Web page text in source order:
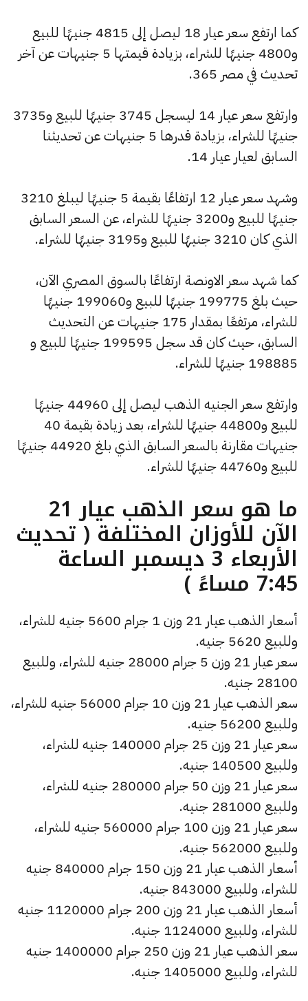
كما ارتفع سعر عيار 18 ليصل إلى 4815 جنيهًا للبيع
و4800 جنيهًا للشراء، بزيادة قيمتها 5 جنيهات عن آخر
تحديث في مصر 365.
وارتفع سعر عيار 14 ليسجل 3745 جنيهًا للبيع و3735
جنيهًا للشراء، بزيادة قدرها 5 جنيهات عن تحديثنا
السابق لعيار عيار 14.
وشهد سعر عيار 12 ارتفاعًا بقيمة 5 جنيهًا ليبلغ 3210
جنيهًا للبيع و3200 جنيهًا للشراء، عن السعر السابق
الذي كان 3210 جنيهًا للبيع و3195 جنيهًا للشراء.
كما شهد سعر الاونصة ارتفاعًا بالسوق المصري الآن،
حيث بلغ 199775 جنيهًا للبيع و199060 جنيهًا
للشراء، مرتفعًا بمقدار 175 جنيهات عن التحديث
السابق، حيث كان قد سجل 199595 جنيهًا للبيع و
198885 جنيهًا للشراء.
وارتفع سعر الجنيه الذهب ليصل إلى 44960 جنيهًا
للبيع و44800 جنيهًا للشراء، بعد زيادة بقيمة 40
جنيهات مقارنة بالسعر السابق الذي بلغ 44920 جنيهًا
للبيع و44760 جنيهًا للشراء.
ما هو سعر الذهب عيار 21
الآن للأوزان المختلفة ( تحديث
الأربعاء 3 ديسمبر الساعة
7:45 مساءً )
أسعار الذهب عيار 21 وزن 1 جرام 5600 جنيه للشراء،
وللبيع 5620 جنيه.
سعر عيار 21 وزن 5 جرام 28000 جنيه للشراء، وللبيع
28100 جنيه.
سعر الذهب عيار 21 وزن 10 جرام 56000 جنيه للشراء،
وللبيع 56200 جنيه.
سعر عيار 21 وزن 25 جرام 140000 جنيه للشراء،
وللبيع 140500 جنيه.
سعر عيار 21 وزن 50 جرام 280000 جنيه للشراء،
وللبيع 281000 جنيه.
سعر عيار 21 وزن 100 جرام 560000 جنيه للشراء،
وللبيع 562000 جنيه.
أسعار الذهب عيار 21 وزن 150 جرام 840000 جنيه
للشراء، وللبيع 843000 جنيه.
أسعار الذهب عيار 21 وزن 200 جرام 1120000 جنيه
للشراء، وللبيع 1124000 جنيه.
سعر الذهب عيار 21 وزن 250 جرام 1400000 جنيه
للشراء، وللبيع 1405000 جنيه.